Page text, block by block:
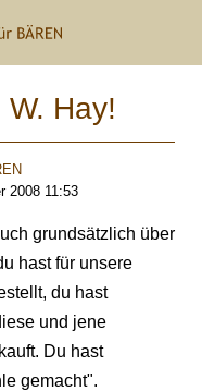
Hay!
2008 11:53
grundsätzlich über
hast für unsere
du hast
und jene
Du hast
gemacht".